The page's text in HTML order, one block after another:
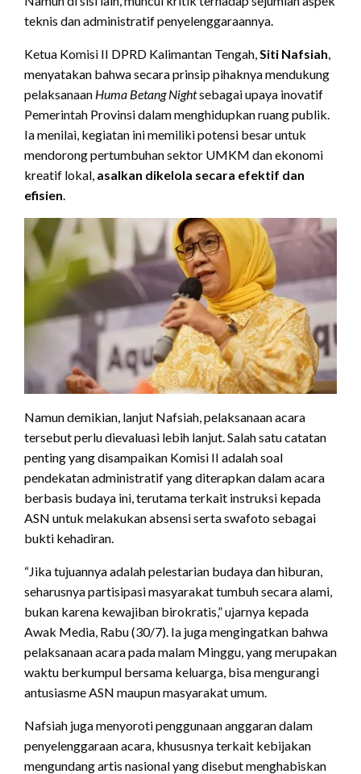
teknis dan administratif penyelenggaraannya.
Ketua Komisi II DPRD Kalimantan Tengah,Siti Nafsiah,
menyatakan bahwa secara prinsip pihaknya mendukung
pelaksanaan Huma Betang Nightsebagai upaya inovatif
Pemerintah Provinsi dalam menghidupkan ruang publik.
Ia menilai, kegiatan ini memiliki potensi besar untuk
mendorong pertumbuhan sektor UMKM dan ekonomi
kreatif lokal, asalkan dikelola secara efektif dan
efisien.
Namun demikian, lanjut Nafsiah, pelaksanaan acara
tersebut perlu dievaluasi lebih lanjut. Salah satu catatan
penting yang disampaikan Komisi II adalah soal
pendekatan administratif yang diterapkan dalam acara
berbasis budaya ini, terutama terkait instruksi kepada
ASN untuk melakukan absensi serta swafoto sebagai
bukti kehadiran.
“Jika tujuannya adalah pelestarian budaya dan hiburan,
seharusnya partisipasi masyarakat tumbuh secara alami,
bukan karena kewajiban birokratis,” ujarnya kepada
Awak Media, Rabu (30/7). Ia juga mengingatkan bahwa
pelaksanaan acara pada malam Minggu, yang merupakan
waktu berkumpul bersama keluarga, bisa mengurangi
antusiasme ASN maupun masyarakat umum.
Nafsiah juga menyoroti penggunaan anggaran dalam
penyelenggaraan acara, khususnya terkait kebijakan
mengundang artis nasional yang disebut menghabiskan